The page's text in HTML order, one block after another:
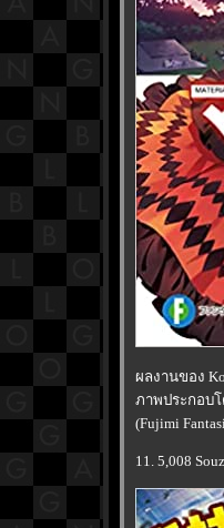
ผลงานของ
ภาพประกอบโ
(Fujimi
11. 5,008